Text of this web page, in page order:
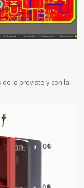
lo previsto y con la